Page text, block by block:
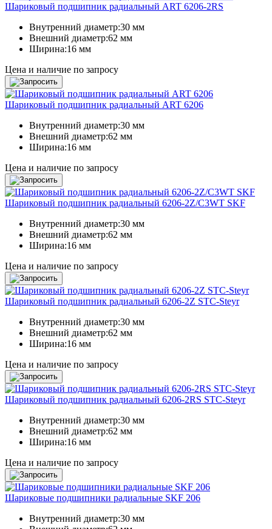
Шариковый подшипник радиальный ART 6206-2RS
Внутренний диаметр:30 мм
Внешний диаметр:62 мм
Ширина:16 мм
Цена и наличие по запросу
Шариковый подшипник радиальный ART 6206
Внутренний диаметр:30 мм
Внешний диаметр:62 мм
Ширина:16 мм
Цена и наличие по запросу
Шариковый подшипник радиальный 6206-2Z/C3WT SKF
Внутренний диаметр:30 мм
Внешний диаметр:62 мм
Ширина:16 мм
Цена и наличие по запросу
Шариковый подшипник радиальный 6206-2Z STC-Steyr
Внутренний диаметр:30 мм
Внешний диаметр:62 мм
Ширина:16 мм
Цена и наличие по запросу
Шариковый подшипник радиальный 6206-2RS STC-Steyr
Внутренний диаметр:30 мм
Внешний диаметр:62 мм
Ширина:16 мм
Цена и наличие по запросу
Шариковые подшипники радиальные SKF 206
Внутренний диаметр:30 мм